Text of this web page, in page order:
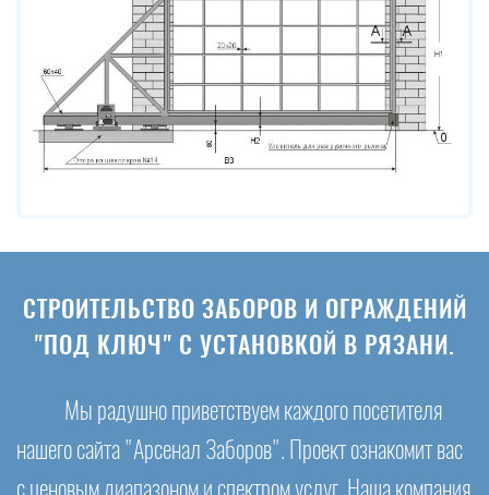
СТРОИТЕЛЬСТВО ЗАБОРОВ И ОГРАЖДЕНИЙ
"ПОД КЛЮЧ" С УСТАНОВКОЙ В РЯЗАНИ.
Мы радушно приветствуем каждого посетителя
нашего сайта "Арсенал Заборов". Проект ознакомит вас